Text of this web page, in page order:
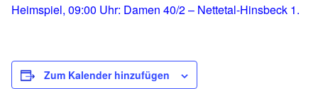
Heimspiel, 09:00 Uhr: Damen 40/2 – Nettetal-Hinsbeck 1.
Zum Kalender hinzufügen